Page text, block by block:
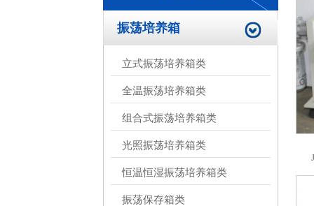
振荡培养箱
立式振荡培养箱类
全温振荡培养箱类
组合式振荡培养箱类
光照振荡培养箱类
恒温恒湿振荡培养箱类
振荡保存箱类